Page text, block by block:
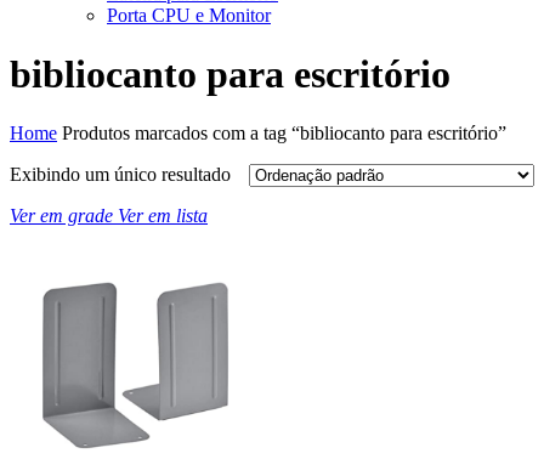
Porta CPU e Monitor
bibliocanto para escritório
Home Produtos marcados com a tag “bibliocanto para escritório”
Exibindo um único resultado
Ver em grade Ver em lista